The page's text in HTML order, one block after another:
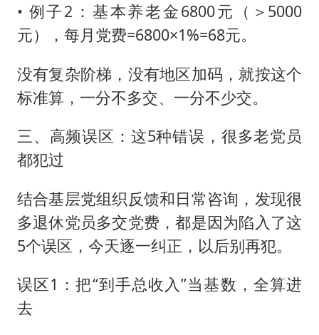
• 例子2：基本养老金6800元（＞5000
元），每月党费=6800×1%=68元。
没有复杂阶梯，没有地区加码，就按这个
标准算，一分不多交、一分不少交。
三、高频误区：这5种错误，很多老党员
都犯过
结合基层党组织反馈和日常咨询，发现很
多退休党员多交党费，都是因为陷入了这
5个误区，今天逐一纠正，以后别再犯。
误区1：把“到手总收入”当基数，全算进
去